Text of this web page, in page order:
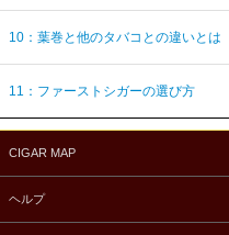
10：葉巻と他のタバコとの違いとは
11：ファーストシガーの選び方
CIGAR MAP
ヘルプ